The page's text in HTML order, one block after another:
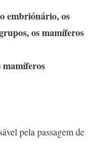
embriónário, os
os mamíferos
mamíferos
pela passagem de